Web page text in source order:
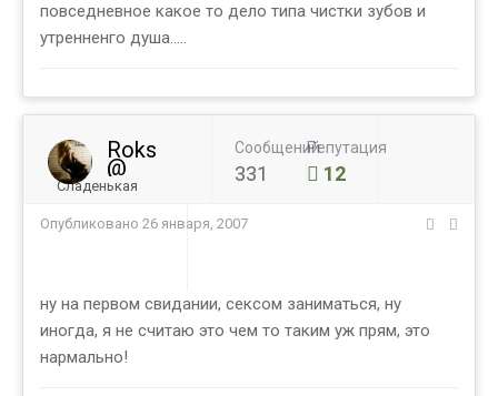
повседневное какое то дело типа чистки зубов и
утренненго душа.....
Roks
@
Сладенькая
Сообщений
331
Репутация
12
Опубликовано 26 января, 2007
ну на первом свидании, сексом заниматься, ну
иногда, я не считаю это чем то таким уж прям, это
нармально!